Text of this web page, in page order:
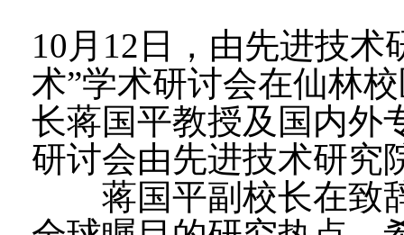
10月12日，由先进技术
术”学术研讨会在仙林
长蒋国平教授及国内外
研讨会由先进技术研究
蒋国平副校长在致